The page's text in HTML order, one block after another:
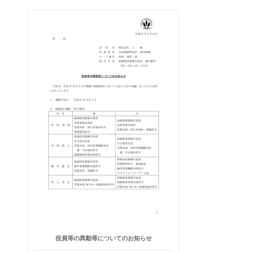
役員等の異動等についてのお知らせ